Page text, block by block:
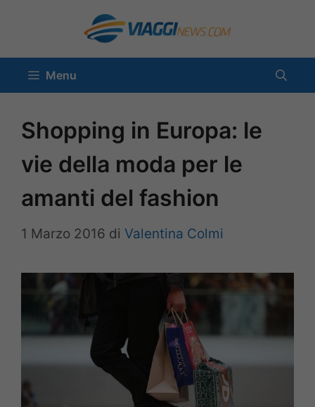
contenuto
Menu
Shopping in Europa: le
vie della moda per le
amanti del fashion
1 Marzo 2016 di Valentina Colmi